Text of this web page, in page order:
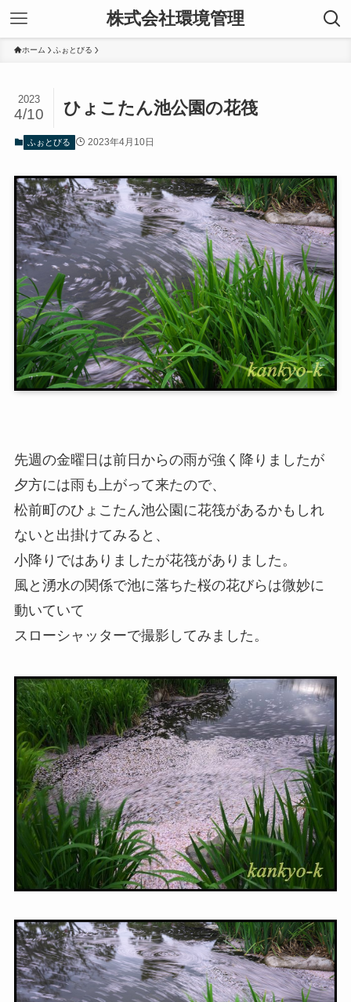
株式会社環境管理
ホーム ふぉとびる
ひょこたん池公園の花筏
2023
4/10
ふぉとびる 2023年4月10日
先週の金曜日は前日からの雨が強く降りましたが
夕方には雨も上がって来たので、
松前町のひょこたん池公園に花筏があるかもしれ
ないと出掛けてみると、
小降りではありましたが花筏がありました。
風と湧水の関係で池に落ちた桜の花びらは微妙に
動いていて
スローシャッターで撮影してみました。